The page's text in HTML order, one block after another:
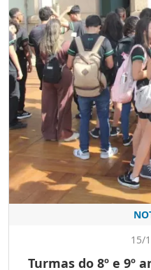
15/
Turmas do 8º e 9º